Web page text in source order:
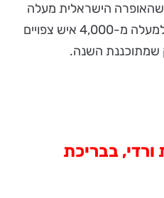
הישראלית מעלה
בבריכת הסולטן בירושלים, ולמעלה מ-4,000 איש צפויים
שמתוכננת השנה.
בבריכת